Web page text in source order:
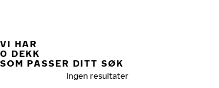
VI HAR
0 DEKK
SOM PASSER DITT SØK
Ingen resultater